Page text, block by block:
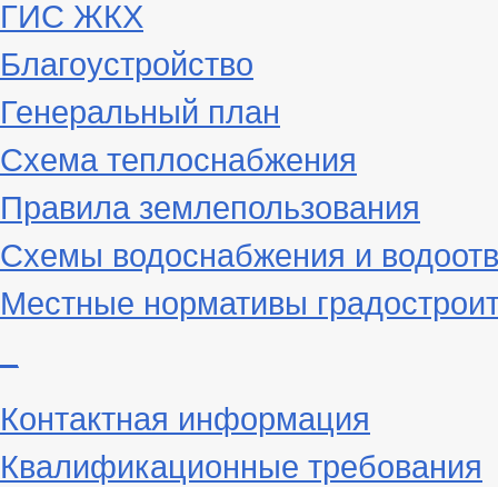
ГИС ЖКХ
Благоустройство
Генеральный план
Схема теплоснабжения
Правила землепользования
Схемы водоснабжения и
Местные нормативы
Контактная информация
Квалификационные требования